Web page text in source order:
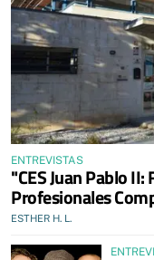
ENTREVISTAS
"CES Juan Pablo
Profesionales
ESTHER H. L.